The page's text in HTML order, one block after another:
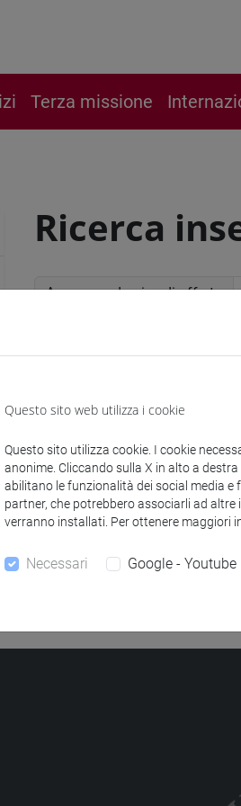
Terza missione
Ricerca
Anno accademico di offerta
Insegnamento
POLITICHE DI CONTRASTO
Questo sito web utilizza i cookie
Questo sito utilizza cookie. I cookie
anonime. Cliccando sulla X in alto a
abilitano le funzionalità dei social media
partner, che potrebbero associarli ad altre
verranno installati. Per ottenere maggiori
Necessari Google - Youtube